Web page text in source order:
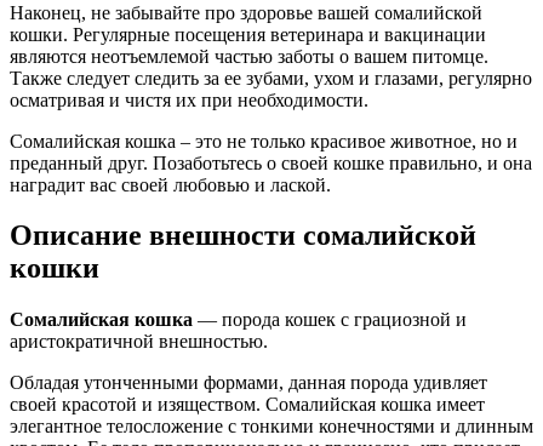
Наконец, не забывайте про здоровье вашей сомалийской
кошки. Регулярные посещения ветеринара и вакцинации
являются неотъемлемой частью заботы о вашем питомце.
Также следует следить за ее зубами, ухом и глазами, регулярно
осматривая и чистя их при необходимости.
Сомалийская кошка – это не только красивое животное, но и
преданный друг. Позаботьтесь о своей кошке правильно, и она
наградит вас своей любовью и лаской.
Описание внешности сомалийской
кошки
Сомалийская кошка — порода кошек с грациозной и
аристократичной внешностью.
Обладая утонченными формами, данная порода удивляет
своей красотой и изяществом. Сомалийская кошка имеет
элегантное телосложение с тонкими конечностями и длинным